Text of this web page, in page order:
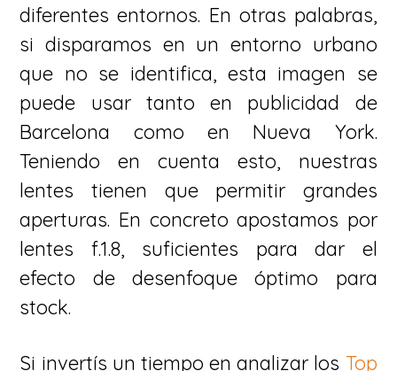
diferentes entornos. En otras palabras,
si disparamos en un entorno urbano
que no se identifica, esta imagen se
puede usar tanto en publicidad de
Barcelona como en Nueva York.
Teniendo en cuenta esto, nuestras
lentes tienen que permitir grandes
aperturas. En concreto apostamos por
lentes f.1.8, suficientes para dar el
efecto de desenfoque óptimo para
stock.
Si invertís un tiempo en analizar los Top